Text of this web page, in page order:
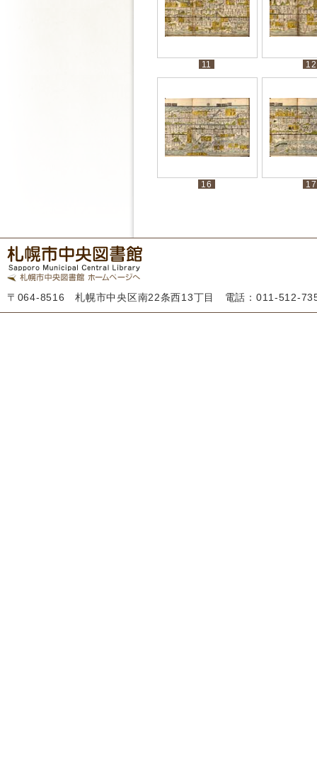
11 12
16 17
〒064-8516 札幌市中央区南22条西13丁目 電話：011-512-